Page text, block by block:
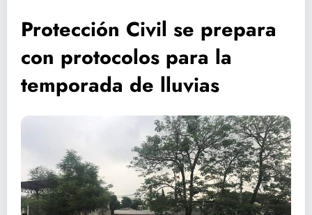
Protección Civil se prepara
con protocolos para la
temporada de lluvias